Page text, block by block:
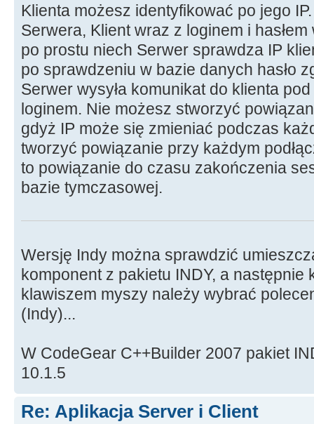
Klienta możesz identyfikować po jego
Serwera, Klient wraz z loginem i hasłem
po prostu niech Serwer sprawdza IP
po sprawdzeniu w bazie danych hasło
Serwer wysyła komunikat do klienta
loginem. Nie możesz stworzyć
gdyż IP może się zmieniać podczas
tworzyć powiązanie przy każdym
to powiązanie do czasu zakończenia
bazie tymczasowej.
Wersję Indy można sprawdzić
komponent z pakietu INDY, a następnie
klawiszem myszy należy wybrać
(Indy)...
W CodeGear C++Builder 2007 pakiet
10.1.5
Re: Aplikacja Server i Client